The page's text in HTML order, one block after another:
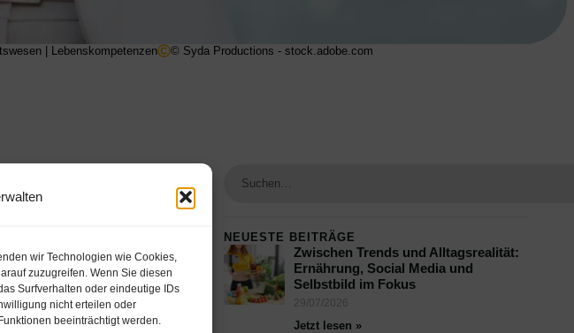
wir Technologien wie Cookies,
zuzugreifen. Wenn Sie diesen
Surfverhalten oder eindeutige IDs
nicht erteilen oder
beeinträchtigt werden.
| Lebenskompetenzen © Syda Productions - stock.adobe.com
NEUESTE BEITRÄGE
Zwischen Trends und Alltagsrealität:
Ernährung, Social Media und
Selbstbild im Fokus
29/07/2026
Jetzt lesen »